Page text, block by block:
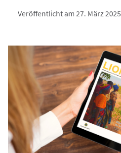
Veröffentlicht am 27. März 2025